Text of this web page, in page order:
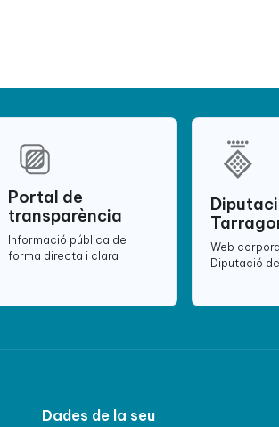
Portal de
transparència
Informació pública de
forma directa i clara
Web
Diputació
Dades de la seu